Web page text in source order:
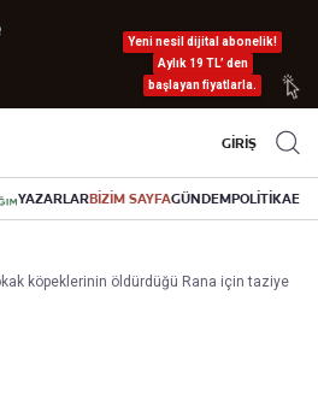
Yeni nesil dijital abonelik!
Aylık 19 TL’ den
başlayan fiyatlarla.
GİRİŞ
YAZARLARBİZİM SAYFAGÜNDEMPOLİTİKA
köpeklerinin öldürdüğü Rana için taziye